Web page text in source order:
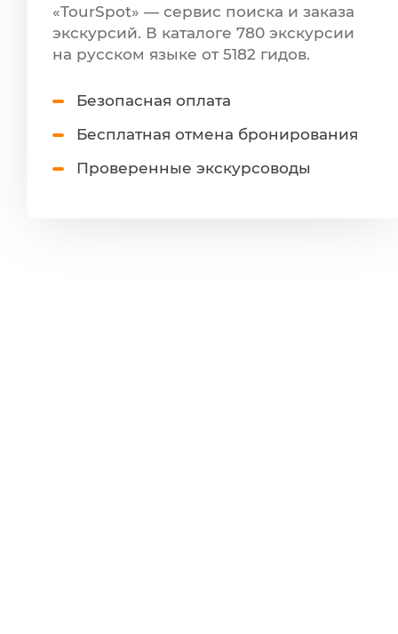
«TourSpot» — сервис поиска и заказа
экскурсий. В каталоге 780 экскурсии
на русском языке от 5182 гидов.
Безопасная оплата
Бесплатная отмена бронирования
Проверенные экскурсоводы